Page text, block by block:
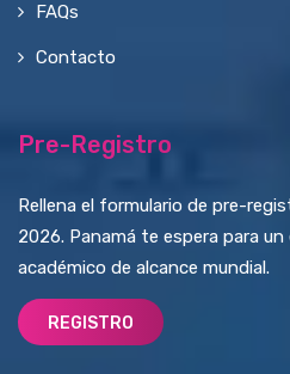
FAQs
Contacto
Pre-Registro
Rellena el formulario de pre-
2026. Panamá te espera para
académico de alcance mundial.
REGISTRO